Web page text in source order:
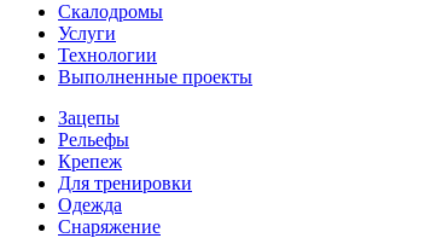
Скалодромы
Услуги
Технологии
Выполненные проекты
Зацепы
Рельефы
Крепеж
Для тренировки
Одежда
Снаряжение